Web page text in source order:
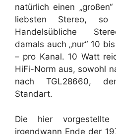
natürlich einen
liebsten Stereo,
Handelsübliche
damals auch „nur“ 10
– pro Kanal. 10 Watt
HiFi-Norm aus, sowohl
nach TGL28660,
Standart.
Die hier
irgendwann Ende der